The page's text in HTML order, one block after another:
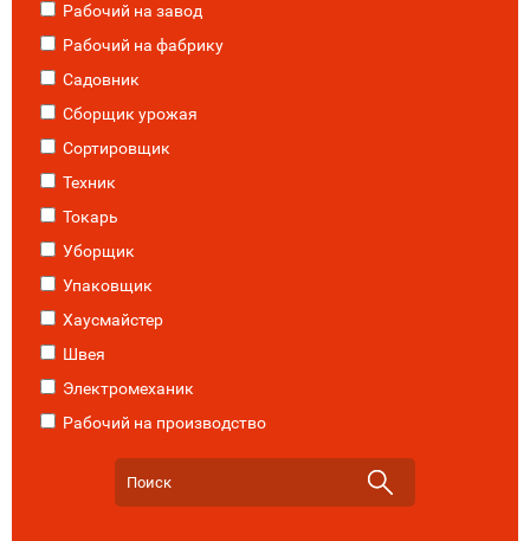
Рабочий на завод
Рабочий на фабрику
Садовник
Сборщик урожая
Сортировщик
Техник
Токарь
Уборщик
Упаковщик
Хаусмайстер
Швея
Электромеханик
Рабочий на производство